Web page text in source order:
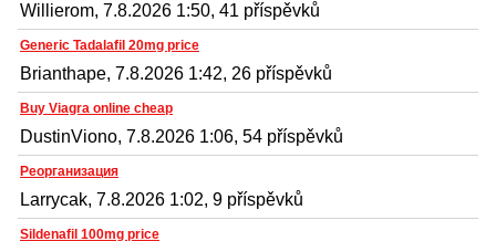
Willierom, 7.8.2026 1:50, 41 příspěvků
Generic Tadalafil 20mg price
Brianthape, 7.8.2026 1:42, 26 příspěvků
Buy Viagra online cheap
DustinViono, 7.8.2026 1:06, 54 příspěvků
Реорганизация
Larrycak, 7.8.2026 1:02, 9 příspěvků
Sildenafil 100mg price